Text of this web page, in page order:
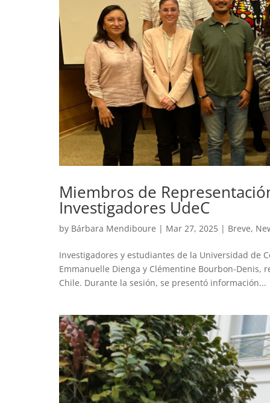
Miembros de
Investigadores UdeC
by Bárbara Mendiboure | Mar 27, 2025 | Breve,
Investigadores y estudiantes de la Universidad de
Emmanuelle Dienga y Clémentine Bourbon-Denis,
Chile. Durante la sesión, se presentó información...